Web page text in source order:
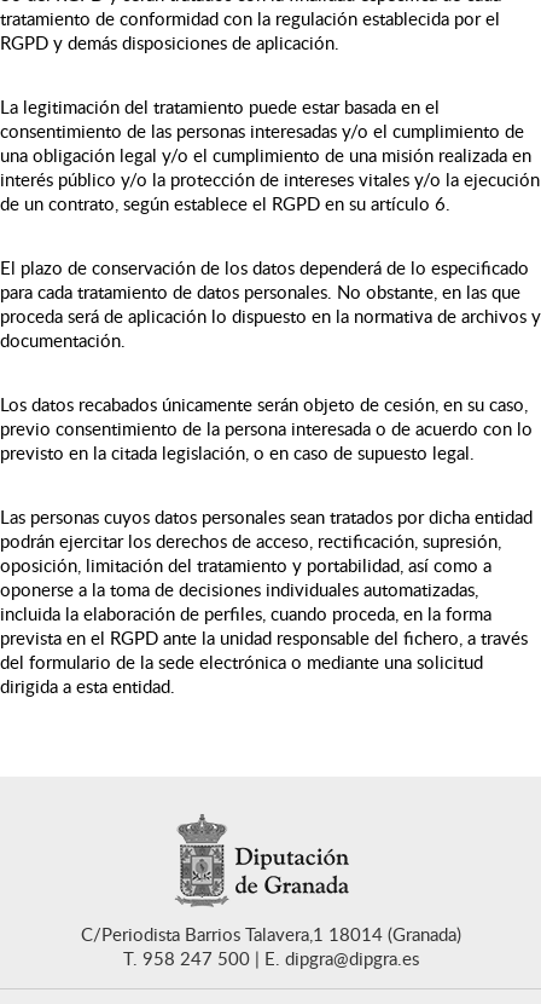
tratamiento de conformidad con la regulación establecida por el
RGPD y demás disposiciones de aplicación.
La legitimación del tratamiento puede estar basada en el
consentimiento de las personas interesadas y/o el cumplimiento de
una obligación legal y/o el cumplimiento de una misión realizada en
interés público y/o la protección de intereses vitales y/o la ejecución
de un contrato, según establece el RGPD en su artículo 6.
El plazo de conservación de los datos dependerá de lo especificado
para cada tratamiento de datos personales. No obstante, en las que
proceda será de aplicación lo dispuesto en la normativa de archivos y
documentación.
Los datos recabados únicamente serán objeto de cesión, en su caso,
previo consentimiento de la persona interesada o de acuerdo con lo
previsto en la citada legislación, o en caso de supuesto legal.
Las personas cuyos datos personales sean tratados por dicha entidad
podrán ejercitar los derechos de acceso, rectificación, supresión,
oposición, limitación del tratamiento y portabilidad, así como a
oponerse a la toma de decisiones individuales automatizadas,
incluida la elaboración de perfiles, cuando proceda, en la forma
prevista en el RGPD ante la unidad responsable del fichero, a través
del formulario de la sede electrónica o mediante una solicitud
dirigida a esta entidad.
C/Periodista Barrios Talavera,1 18014 (Granada)
T. 958 247 500
E. dipgra@dipgra.es